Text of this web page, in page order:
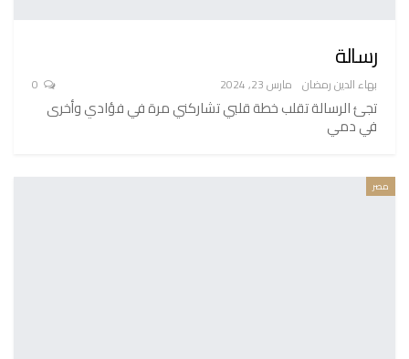
رسالة
بهاء الدين رمضان مارس 23, 2024
تجئ الرسالة تقلب خطة قلبي تشاركني مرة في فؤادي وأخرى
في دمي
مصر